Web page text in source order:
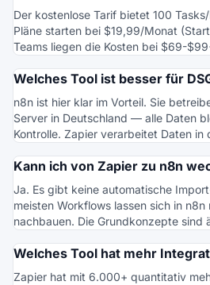
Der kostenlose Tarif bietet 100
Pläne starten bei $19,99/Monat
Teams liegen die Kosten bei $69-
Welches Tool ist besser für
n8n ist hier klar im Vorteil. Sie
Server in Deutschland — alle Daten
Kontrolle. Zapier verarbeitet Daten in
Kann ich von Zapier zu n8n
Ja. Es gibt keine automatische
meisten Workflows lassen sich in
nachbauen. Die Grundkonzepte sind
Welches Tool hat mehr
Zapier hat mit 6.000+ quantitativ